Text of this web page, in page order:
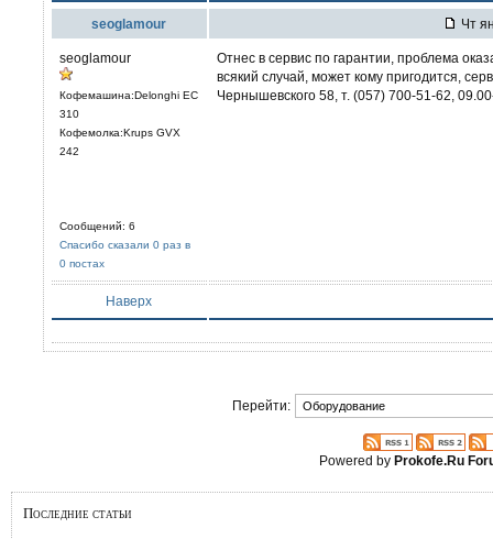
seoglamour Чт
seoglamour
Кофемашина:Delonghi EC
310
Кофемолка:Krups GVX
242
Сообщений: 6
Спасибо сказали 0 раз в
0 постах
Отнес в сервис по гарантии, проблема
всякий случай, может кому пригодится,
Чернышевского 58, т. (057) 700-51-62,
Наверх
Перейти:
Powered byProkofe.Ru
Последние статьи